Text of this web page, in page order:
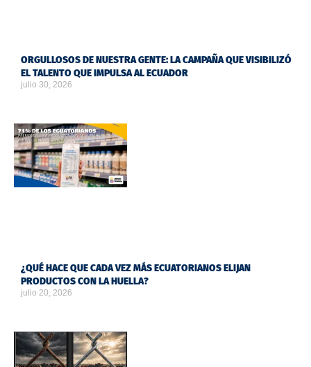
ORGULLOSOS DE NUESTRA GENTE: LA CAMPAÑA QUE VISIBILIZÓ
EL TALENTO QUE IMPULSA AL ECUADOR
julio 30, 2026
¿QUÉ HACE QUE CADA VEZ MÁS ECUATORIANOS ELIJAN
PRODUCTOS CON LA HUELLA?
julio 20, 2026